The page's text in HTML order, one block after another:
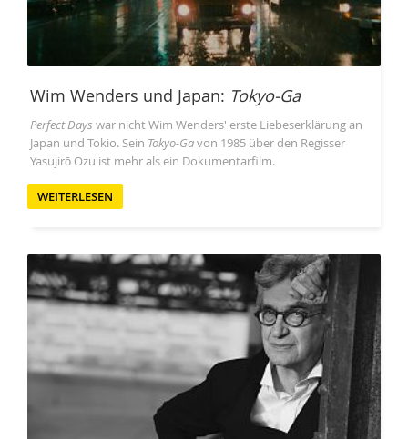
Wim Wenders und Japan: Tokyo-Ga
Perfect Days war nicht Wim Wenders' erste Liebeserklärung an
Japan und Tokio. Sein Tokyo-Gavon 1985 über den Regisser
Yasujirō Ozu ist mehr als ein Dokumentarfilm.
WEITERLESEN